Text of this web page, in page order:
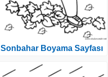
Sonbahar Boyama Sayfası